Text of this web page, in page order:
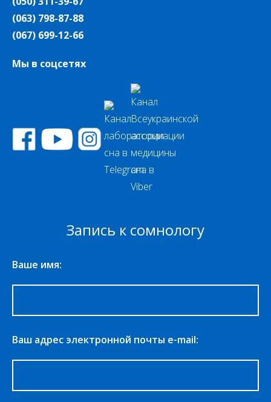
(063) 798-87-88
(067) 699-12-66
Мы в соцсетях
Запись к сомнологу
Ваше имя:
Ваш адрес электронной почты e-mail: